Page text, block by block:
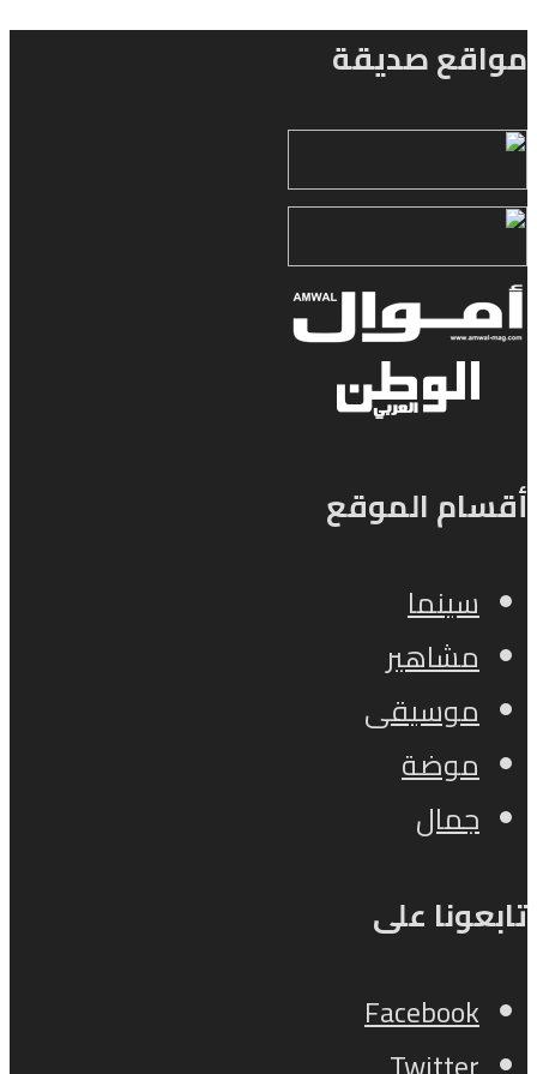
مواقع صديقة
أقسام الموقع
سينما
مشاهير
موسيقى
موضة
جمال
تابعونا على
Facebook